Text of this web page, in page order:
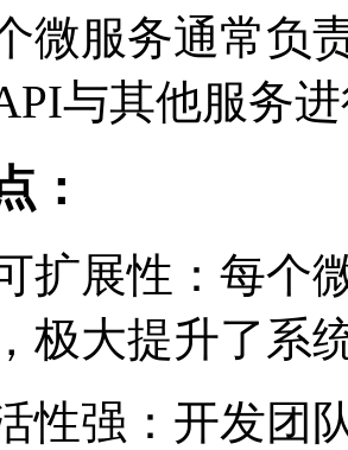
微服务通常负
与其他服务
：
扩展性：每个
极大提升了系
性强：开发团